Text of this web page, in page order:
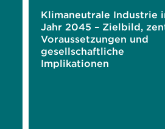
Klimaneutrale Industrie
Jahr 2045 – Zielbild,
Voraussetzungen und
gesellschaftliche
Implikationen